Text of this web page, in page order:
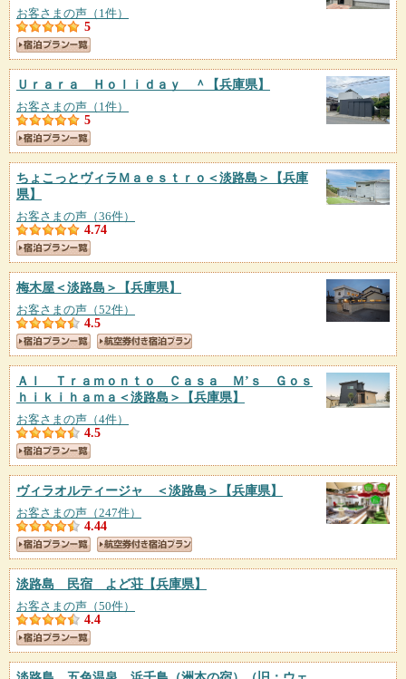
お客さまの声（1件）
5
Ｕｒａｒａ Ｈｏｌｉｄａｙ ＾ 【兵庫県】
お客さまの声（1件）
5
ちょこっとヴィラＭａｅｓｔｒｏ＜淡路島＞
【兵庫
県】
お客さまの声（36件）
4.74
梅木屋＜淡路島＞ 【兵庫県】
お客さまの声（52件）
4.5
Ａｌ Ｔｒａｍｏｎｔｏ Ｃａｓａ Ｍ’ｓ Ｇｏｓ
ｈｉｋｉｈａｍａ＜淡路島＞
【兵庫県】
お客さまの声（4件）
4.5
ヴィラオルティージャ ＜淡路島＞ 【兵庫県】
お客さまの声（247件）
4.44
淡路島 民宿 よど荘 【兵庫県】
お客さまの声（50件）
4.4